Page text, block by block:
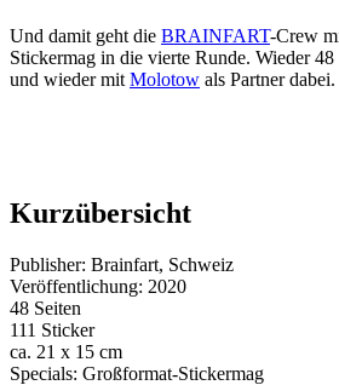
Und damit geht die BRAINFART-Crew
Stickermag in die vierte Runde. Wieder
und wieder mit Molotow als Partner dabei.
Kurzübersicht
Publisher: Brainfart, Schweiz
Veröffentlichung: 2020
48 Seiten
111 Sticker
ca. 21 x 15 cm
Specials: Großformat-Stickermag